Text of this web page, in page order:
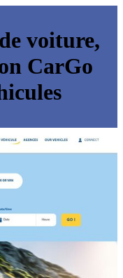
voiture,
CarGo